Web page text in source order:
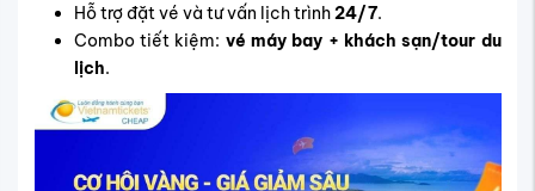
Hỗ trợ đặt vé và tư vấn lịch trình24/7.
Combo tiết kiệm: vé máy bay + khách sạn/tour du
lịch.